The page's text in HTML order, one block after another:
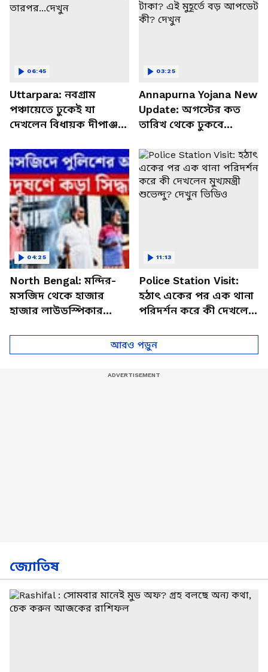
Uttarpara: নবগ্রাম
পঞ্চায়েতে ঢুকেই যা
দেখলেন বিধায়ক দীপাঞ্জন!
06:45
Annapurna Yojana New
Update: অগস্টের কত
তারিখ থেকে ঢুকবে
বড় আপডেট কী? দেখুন
03:25
North Bengal: মন্দির-
মসজিদ থেকে হাজার
হাজার লাউডস্পিকার
04:25
Police Station Visit:
হঠাৎ একের পর এক থানা
পরিদর্শন করে কী দেখলেন
ভিডিও
11:13
আরও পড়ুন
জ্যোতিষ